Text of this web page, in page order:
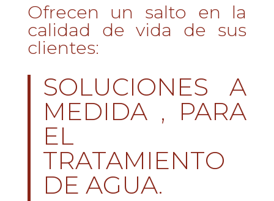
Ofrecen un salto en la
calidad de vida de sus
clientes:
SOLUCIONES A
MEDIDA , PARA
EL
TRATAMIENTO
DE AGUA.